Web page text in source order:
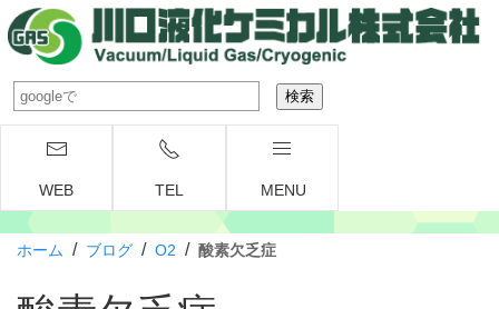
WEB TEL MENU
ホーム / ブログ / O2 / 酸素欠乏症